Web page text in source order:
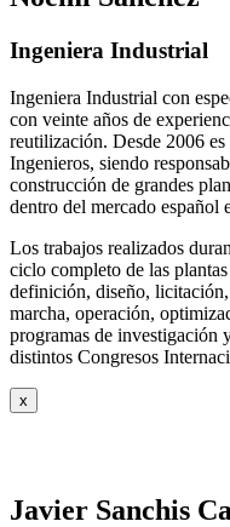
Ingeniera Industrial
Ingeniera Industrial con
con veinte años de
reutilización. Desde 2006
Ingenieros, siendo
construcción de grandes
dentro del mercado español
Los trabajos realizados
ciclo completo de las
definición, diseño,
marcha, operación,
programas de investigación
distintos Congresos
x
Javier Sanchis